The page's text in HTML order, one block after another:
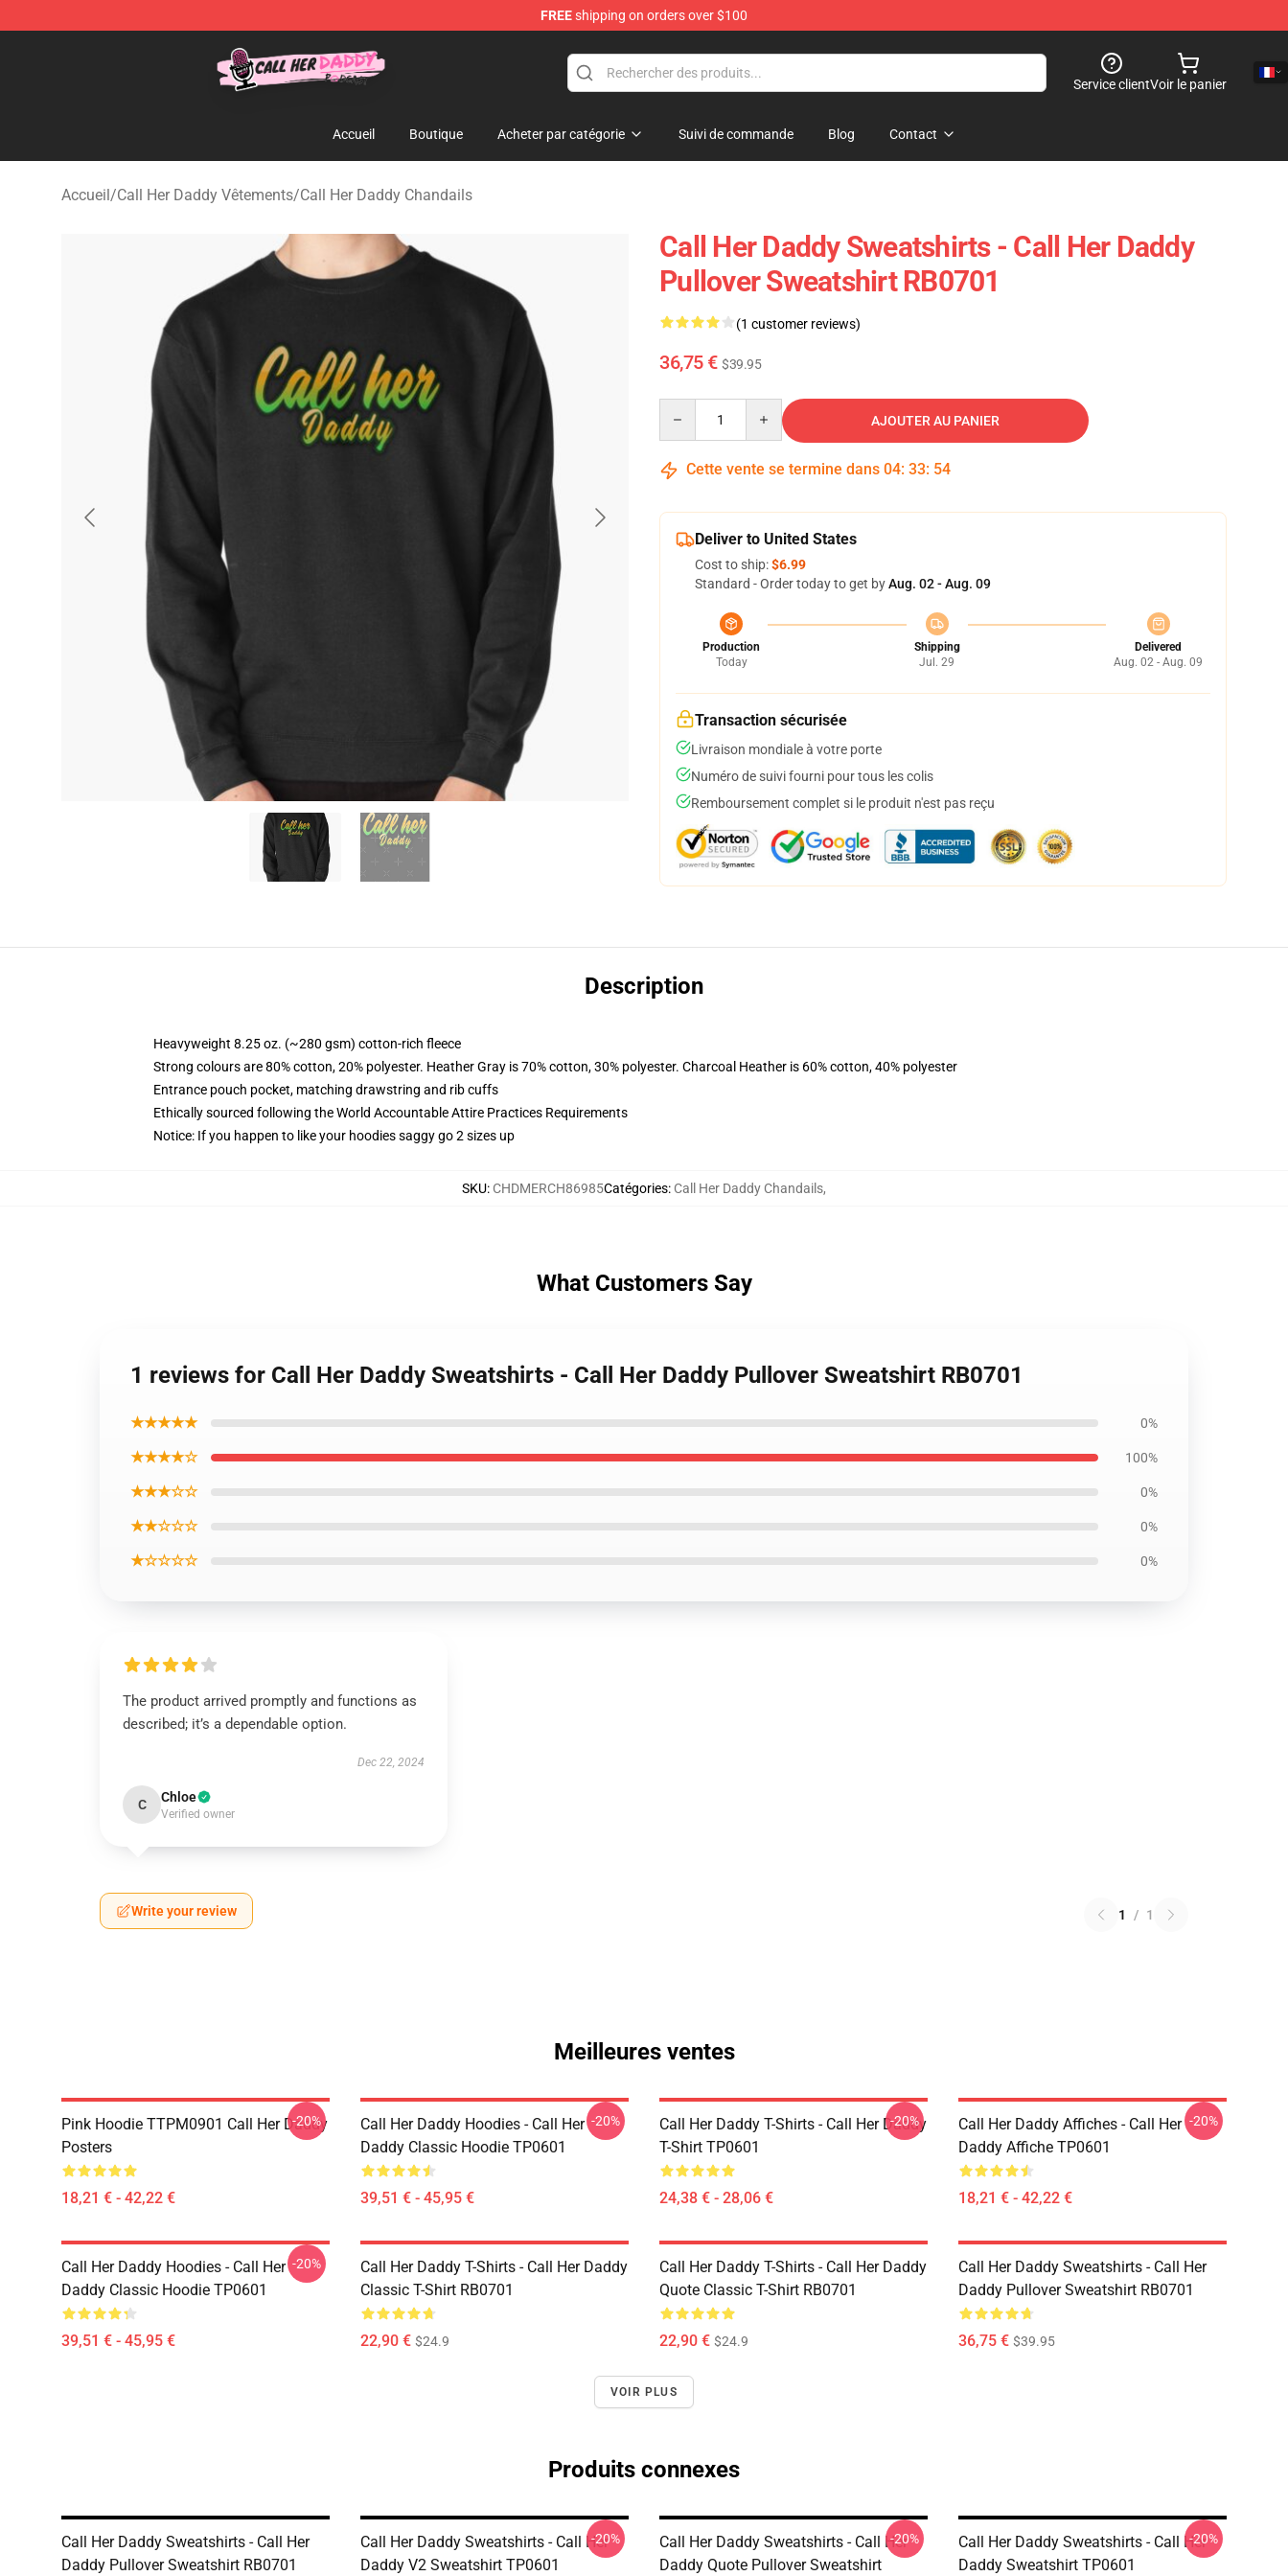
FREEshipping on orders over $100
Call Her Daddy Store - Official Call Her Daddy Merchandise Shop
Service clientVoir le panier
Accueil Boutique Acheter par catégorie Suivi de commande Blog Contact
Accueil/Call Her Daddy Vêtements/Call Her Daddy Chandails
Call Her Daddy Sweatshirts - Call Her Daddy
Pullover Sweatshirt RB0701
(1 customer reviews)
36,75 € $39.95
AJOUTER AU PANIER
Cette vente se termine dans 04: 33: 54
Deliver to United States
Cost to ship:$6.99
Standard - Order today to get byAug. 02 - Aug. 09
Production
Today
Shipping
Jul. 29
Delivered
Aug. 02 - Aug. 09
Transaction sécurisée
Livraison mondiale à votre porte
Numéro de suivi fourni pour tous les colis
Remboursement complet si le produit n'est pas reçu
Description
Heavyweight 8.25 oz. (~280 gsm) cotton-rich fleece
Strong colours are 80% cotton, 20% polyester. Heather Gray is 70% cotton, 30% polyester. Charcoal Heather is 60% cotton, 40% polyester
Entrance pouch pocket, matching drawstring and rib cuffs
Ethically sourced following the World Accountable Attire Practices Requirements
Notice: If you happen to like your hoodies saggy go 2 sizes up
SKU: CHDMERCH86985Catégories: Call Her Daddy Chandails,
What Customers Say
1 reviews for Call Her Daddy Sweatshirts - Call Her Daddy Pullover Sweatshirt RB0701
★★★★★ 0%
★★★★☆ 100%
★★★☆☆ 0%
★★☆☆☆ 0%
★☆☆☆☆ 0%
The product arrived promptly and functions as
described; it’s a dependable option.
Dec 22, 2024
C Chloe
Verified owner
Write your review 1 / 1
Meilleures ventes
Pink Hoodie TTPM0901 Call Her Daddy
Posters
18,21 € - 42,22 €
-20%
Call Her Daddy Hoodies - Call Her
Daddy Classic Hoodie TP0601
39,51 € - 45,95 €
-20%
Call Her Daddy T-Shirts - Call Her Daddy
T-Shirt TP0601
24,38 € - 28,06 €
-20%
Call Her Daddy Affiches - Call Her
Daddy Affiche TP0601
18,21 € - 42,22 €
-20%
Call Her Daddy Hoodies - Call Her
Daddy Classic Hoodie TP0601
39,51 € - 45,95 €
-20%
Call Her Daddy T-Shirts - Call Her Daddy
Classic T-Shirt RB0701
22,90 € $24.9
Call Her Daddy T-Shirts - Call Her Daddy
Quote Classic T-Shirt RB0701
22,90 € $24.9
Call Her Daddy Sweatshirts - Call Her
Daddy Pullover Sweatshirt RB0701
36,75 € $39.95
VOIR PLUS
Produits connexes
Call Her Daddy Sweatshirts - Call Her
Daddy Pullover Sweatshirt RB0701
Call Her Daddy Sweatshirts - Call Her
Daddy V2 Sweatshirt TP0601
-20%
Call Her Daddy Sweatshirts - Call Her
Daddy Quote Pullover Sweatshirt
-20%
Call Her Daddy Sweatshirts - Call Her
Daddy Sweatshirt TP0601
-20%